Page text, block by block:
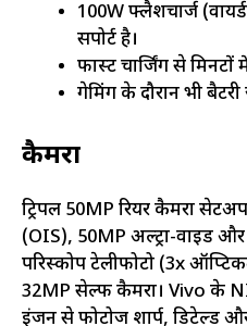
100W फ्लैशचार्ज
सपोर्ट है।
फास्ट चार्जिंग से
गेमिंग के दौरान भी बैटरी
कैमरा
ट्रिपल 50MP रियर कैमरा
(OIS), 50MP अल्ट्रा-वाइड
परिस्कोप टेलीफोटो (3x
32MP सेल्फी कैमरा। Vivo के
इंजन से फोटोज शार्प, डिटेल्ड